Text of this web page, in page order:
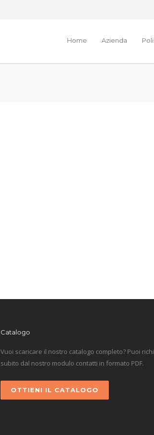
Home Azienda
Catalogo
Vuoi scaricare il nostro catalogo completo? Puoi
subito dal nostro modulo contatti in formato PDF.
OTTIENI IL CATALOGO